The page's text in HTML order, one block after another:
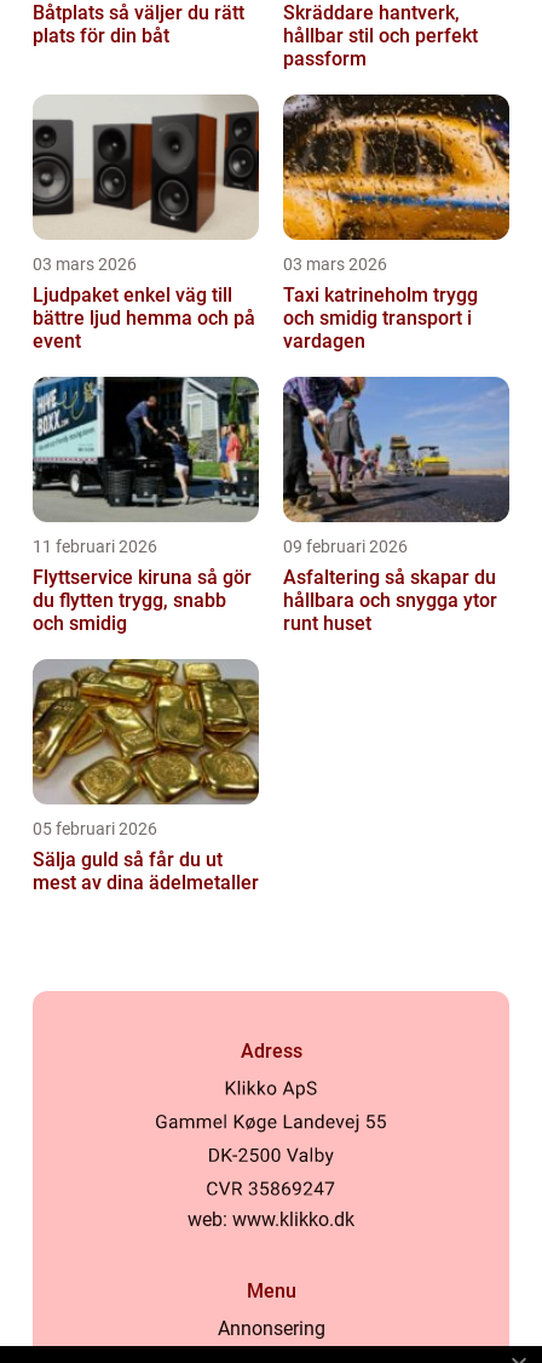
Båtplats så väljer du rätt
plats för din båt
Skräddare hantverk,
hållbar stil och perfekt
passform
03 mars 2026
Ljudpaket enkel väg till
bättre ljud hemma och på
event
03 mars 2026
Taxi katrineholm trygg
och smidig transport i
vardagen
11 februari 2026
Flyttservice kiruna så gör
du flytten trygg, snabb
och smidig
09 februari 2026
Asfaltering så skapar du
hållbara och snygga ytor
runt huset
05 februari 2026
Sälja guld så får du ut
mest av dina ädelmetaller
Adress
web: www.klikko.dk
Menu
Annonsering